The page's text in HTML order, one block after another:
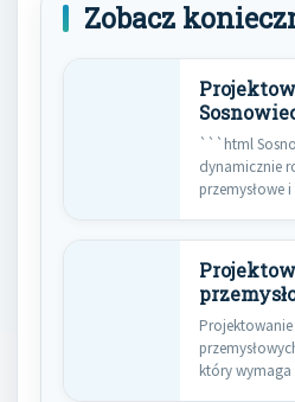
Zobacz
```html
dynamicznie
przemysłowe
który